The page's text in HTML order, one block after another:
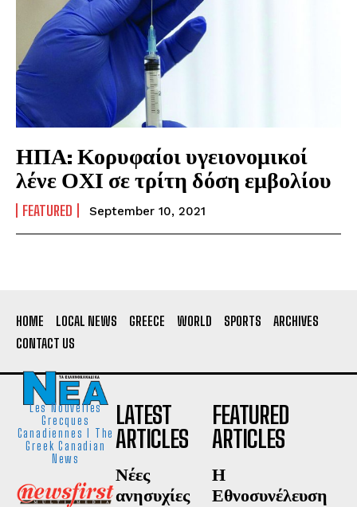
ΗΠΑ: Κορυφαίοι υγειονομικοί
λένε ΟΧΙ σε τρίτη δόση εμβολίου
FEATURED September 10, 2021
HOME LOCAL NEWS GREECE WORLD SPORTS
ARCHIVES
CONTACT US
Les Nouvelles
Grecques
Canadiennes I The
Greek Canadian
News
LATEST
ARTICLES
Νέες
ανησυχίες
FEATURED
ARTICLES
Η
Εθνοσυνέλευση